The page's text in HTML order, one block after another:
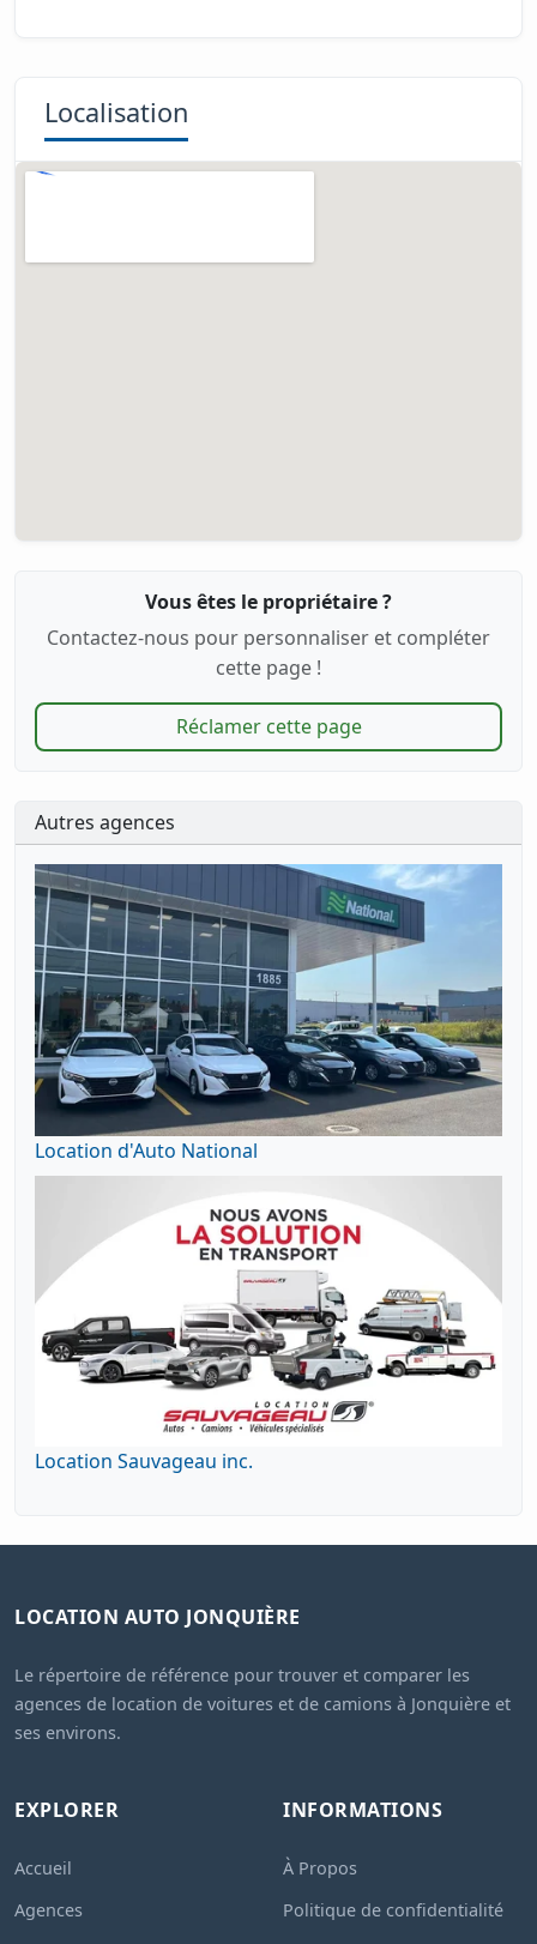
Localisation
Vous êtes le propriétaire ?
Contactez-nous pour personnaliser et compléter
cette page !
Réclamer cette page
Autres agences
Location d'Auto National
Location Sauvageau inc.
LOCATION AUTO JONQUIÈRE
Le répertoire de référence pour trouver et comparer les
agences de location de voitures et de camions à Jonquière et
ses environs.
EXPLORER
Accueil
Agences
INFORMATIONS
À Propos
Politique de confidentialité